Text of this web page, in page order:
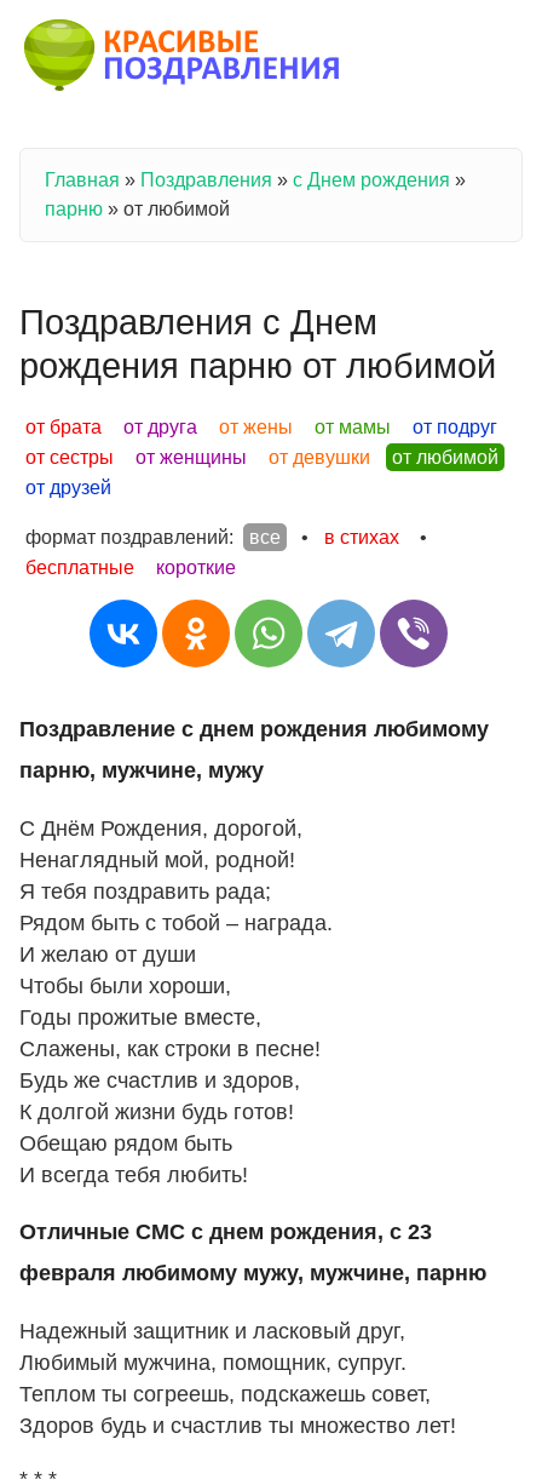
Вы здесь
Главная » Поздравления » с Днем рождения »
парню » от любимой
Поздравления с Днем
рождения парню от любимой
от брата от друга от жены от мамы
от подруг
от сестры
от женщины от девушки
от любимой
от друзей
формат поздравлений: все • в стихах
•
бесплатные
короткие
Поздравление с днем рождения любимому
парню, мужчине, мужу
С Днём Рождения, дорогой,
Ненаглядный мой, родной!
Я тебя поздравить рада;
Рядом быть с тобой – награда.
И желаю от души
Чтобы были хороши,
Годы прожитые вместе,
Слажены, как строки в песне!
Будь же счастлив и здоров,
К долгой жизни будь готов!
Обещаю рядом быть
И всегда тебя любить!
Отличные СМС с днем рождения, с 23
февраля любимому мужу, мужчине, парню
Надежный защитник и ласковый друг,
Любимый мужчина, помощник, супруг.
Теплом ты согреешь, подскажешь совет,
Здоров будь и счастлив ты множество лет!